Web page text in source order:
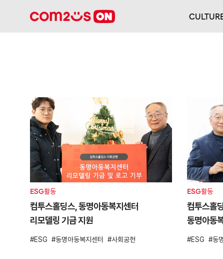
ESG활동
컴투스홀딩스, 동명아동복지센터
리모델링 기금 지원
ESG 동명아동복지센터 사회공헌
ESG활동
컴투스홀
동명아동
ESG 동